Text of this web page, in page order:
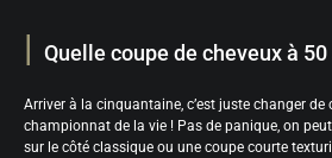
Quelle coupe de cheveux à
Arriver à la cinquantaine, c’est juste changer de
championnat de la vie ! Pas de panique, on
sur le côté classique ou une coupe courte